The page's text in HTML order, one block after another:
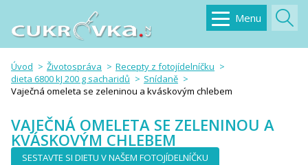
Menu
Úvod Životospráva
Recepty z fotojídelníčku
dieta 6800 kJ 200 g sacharidů
Snídaně
Vaječná omeleta se zeleninou a kváskovým chlebem
VAJEČNÁ OMELETA SE ZELENINOU A
KVÁSKOVÝM CHLEBEM
SESTAVTE SI DIETU V NAŠEM FOTOJÍDELNÍČKU